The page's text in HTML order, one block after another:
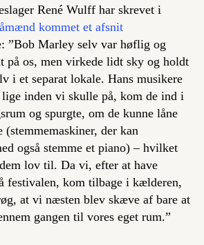
René Wulff har skrevet i
kommet et afsnit
”Bob Marley selv var høflig og
på os, men virkede lidt sky og holdt
i et separat lokale. Hans musikere
lige inden vi skulle på, kom de ind i
og spurgte, om de kunne låne
(stemmemaskiner, der kan
også stemme et piano) – hvilket
lov til. Da vi, efter at have
festivalen, kom tilbage i kælderen,
at vi næsten blev skæve af bare at
gangen til vores eget rum.”